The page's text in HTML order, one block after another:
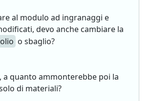
al modulo ad ingranaggi e
devo anche cambiare la
olio o sbaglio?
a quanto ammonterebbe poi la
di materiali?